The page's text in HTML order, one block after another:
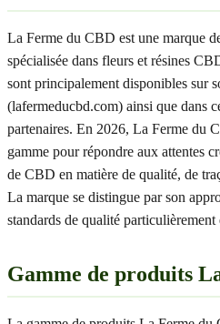
La Ferme du CBD est une marque
spécialisée dans fleurs et résines
sont principalement disponibles sur
(lafermeducbd.com) ainsi que dans
partenaires. En 2026, La Ferme du
gamme pour répondre aux attentes
de CBD en matière de qualité, de
La marque se distingue par son
standards de qualité particulièrement
Gamme de produits